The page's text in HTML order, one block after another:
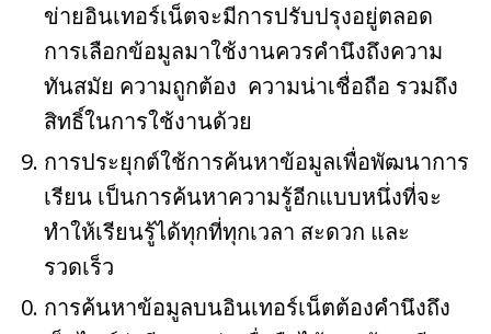
ข่ายอินเทอร์เน็ตจะมีการปรับปรุงอยู่ตลอด
การเลือกข้อมูลมาใช้งานควรคำนึงถึงความ
ทันสมัย ความถูกต้อง ความน่าเชื่อถือ รวมถึง
สิทธิ์ในการใช้งานด้วย
การประยุกต์ใช้การค้นหาข้อมูลเพื่อพัฒนาการ
เรียน เป็นการค้นหาความรู้อีกแบบหนึ่งที่จะ
ทำให้เรียนรู้ได้ทุกที่ทุกเวลา สะดวก และ
รวดเร็ว
การค้นหาข้อมูลบนอินเทอร์เน็ตต้องคำนึงถึง